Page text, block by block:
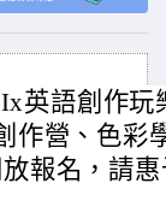
英語創作玩
作營、色彩
報名，請